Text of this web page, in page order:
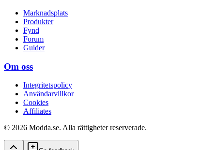
Marknadsplats
Produkter
Fynd
Forum
Guider
Om oss
Integritetspolicy
Användarvillkor
Cookies
Affiliates
© 2026 Modda.se. Alla rättigheter reserverade.